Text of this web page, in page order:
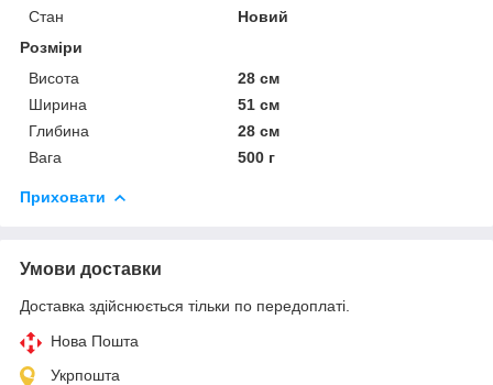
Стан
Новий
Розміри
Висота
28 см
Ширина
51 см
Глибина
28 см
Вага
500 г
Приховати
Умови доставки
Доставка здійснюється тільки по передоплаті.
Нова Пошта
Укрпошта